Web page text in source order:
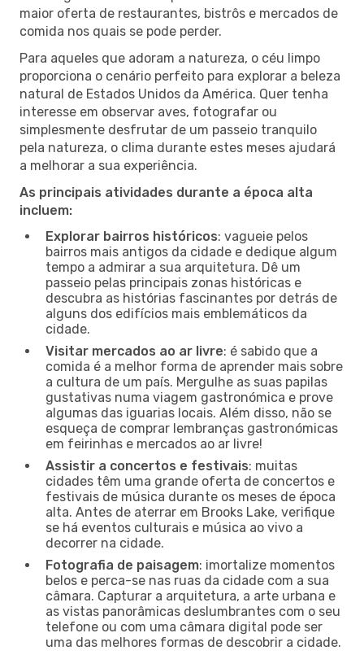
maior oferta de restaurantes, bistrôs e mercados de
comida nos quais se pode perder.
Para aqueles que adoram a natureza, o céu limpo
proporciona o cenário perfeito para explorar a beleza
natural de Estados Unidos da América. Quer tenha
interesse em observar aves, fotografar ou
simplesmente desfrutar de um passeio tranquilo
pela natureza, o clima durante estes meses ajudará
a melhorar a sua experiência.
As principais atividades durante a época alta
incluem:
Explorar bairros históricos: vagueie pelos
bairros mais antigos da cidade e dedique algum
tempo a admirar a sua arquitetura. Dê um
passeio pelas principais zonas históricas e
descubra as histórias fascinantes por detrás de
alguns dos edifícios mais emblemáticos da
cidade.
Visitar mercados ao ar livre: é sabido que a
comida é a melhor forma de aprender mais sobre
a cultura de um país. Mergulhe as suas papilas
gustativas numa viagem gastronómica e prove
algumas das iguarias locais. Além disso, não se
esqueça de comprar lembranças gastronómicas
em feirinhas e mercados ao ar livre!
Assistir a concertos e festivais: muitas
cidades têm uma grande oferta de concertos e
festivais de música durante os meses de época
alta. Antes de aterrar em Brooks Lake, verifique
se há eventos culturais e música ao vivo a
decorrer na cidade.
Fotografia de paisagem: imortalize momentos
belos e perca-se nas ruas da cidade com a sua
câmara. Capturar a arquitetura, a arte urbana e
as vistas panorâmicas deslumbrantes com o seu
telefone ou com uma câmara digital pode ser
uma das melhores formas de descobrir a cidade.